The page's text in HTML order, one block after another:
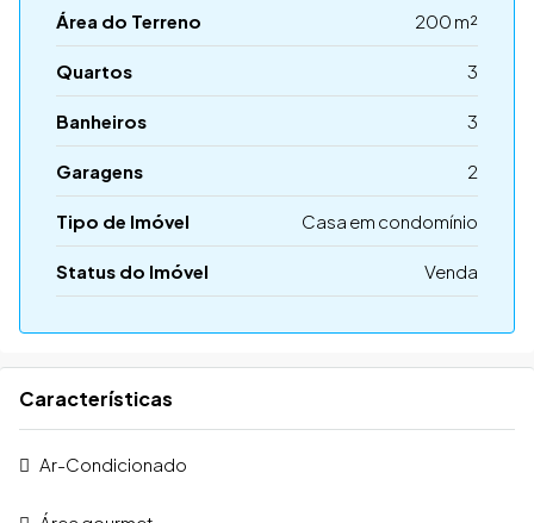
Área do Terreno 200 m²
Quartos 3
Banheiros 3
Garagens 2
Tipo de Imóvel Casa em condomínio
Status do Imóvel Venda
Características
Ar-Condicionado